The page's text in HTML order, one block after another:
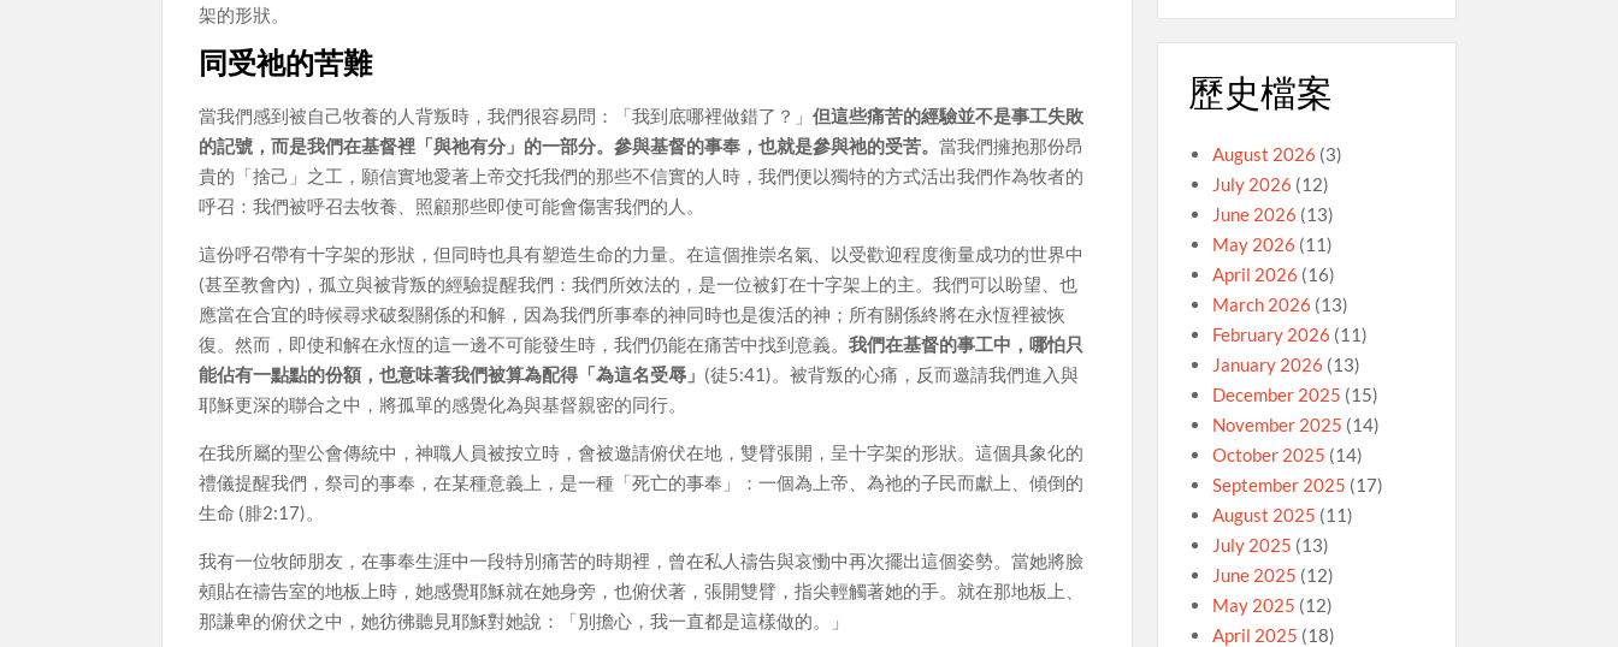
架的形狀。
同受祂的苦難
當我們感到被自己牧養的人背叛時，我們很容易問：「我到底哪裡做錯了？」但這些痛苦的經驗並不是事工失敗
的記號，而是我們在基督裡「與祂有分」的一部分。參與基督的事奉，也就是參與祂的受苦。當我們擁抱那份昂
貴的「捨己」之工，願信實地愛著上帝交托我們的那些不信實的人時，我們便以獨特的方式活出我們作為牧者的
呼召：我們被呼召去牧養、照顧那些即使可能會傷害我們的人。
這份呼召帶有十字架的形狀，但同時也具有塑造生命的力量。在這個推崇名氣、以受歡迎程度衡量成功的世界中
(甚至教會內)，孤立與被背叛的經驗提醒我們：我們所效法的，是一位被釘在十字架上的主。我們可以盼望、也
應當在合宜的時候尋求破裂關係的和解，因為我們所事奉的神同時也是復活的神；所有關係終將在永恆裡被恢
復。然而，即使和解在永恆的這一邊不可能發生時，我們仍能在痛苦中找到意義。我們在基督的事工中，哪怕只
能佔有一點點的份額，也意味著我們被算為配得「為這名受辱」 (徒5:41)。被背叛的心痛，反而邀請我們進入與
耶穌更深的聯合之中，將孤單的感覺化為與基督親密的同行。
在我所屬的聖公會傳統中，神職人員被按立時，會被邀請俯伏在地，雙臂張開，呈十字架的形狀。這個具象化的
禮儀提醒我們，祭司的事奉，在某種意義上，是一種「死亡的事奉」：一個為上帝、為祂的子民而獻上、傾倒的
生命 (腓2:17)。
我有一位牧師朋友，在事奉生涯中一段特別痛苦的時期裡，曾在私人禱告與哀慟中再次擺出這個姿勢。當她將臉
頰貼在禱告室的地板上時，她感覺耶穌就在她身旁，也俯伏著，張開雙臂，指尖輕觸著她的手。就在那地板上、
那謙卑的俯伏之中，她彷彿聽見耶穌對她說：「別擔心，我一直都是這樣做的。」
歷史檔案
August 2026 (3)
July 2026 (12)
June 2026 (13)
May 2026 (11)
April 2026 (16)
March 2026 (13)
February 2026 (11)
January 2026 (13)
December 2025 (15)
November 2025 (14)
October 2025 (14)
September 2025 (17)
August 2025 (11)
July 2025 (13)
June 2025 (12)
May 2025 (12)
April 2025 (18)